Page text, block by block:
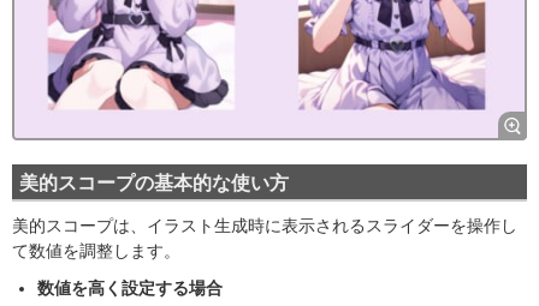
美的スコープの基本的な使い方
美的スコープは、イラスト生成時に表示されるスライダーを操作し
て数値を調整します。
数値を高く設定する場合